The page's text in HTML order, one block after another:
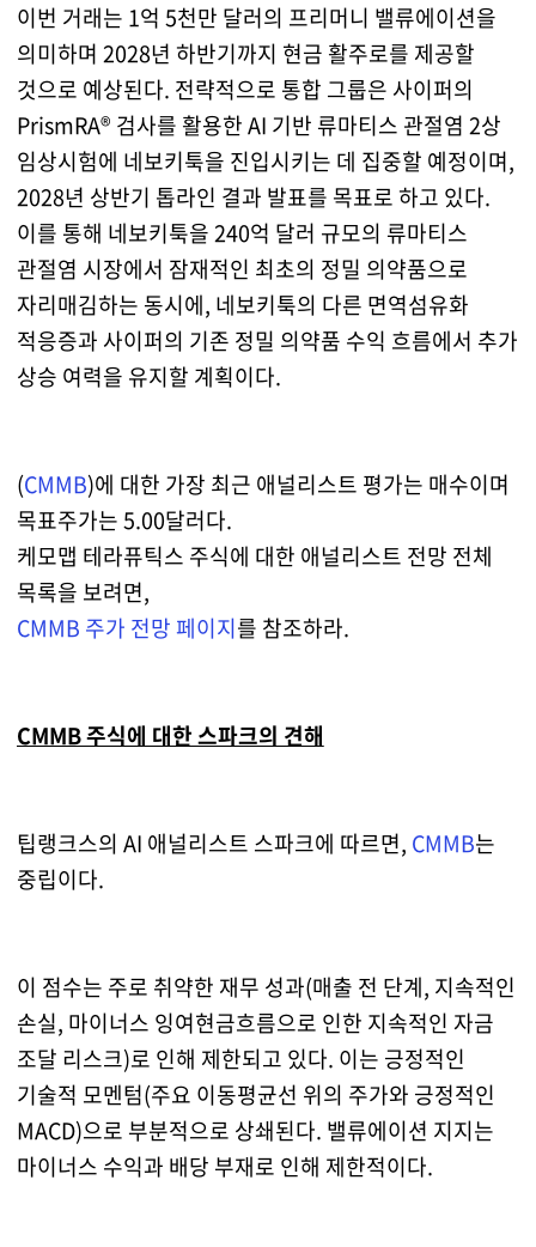
이번 거래는 1억 5천만 달러의 프리머니 밸류에이션을
의미하며 2028년 하반기까지 현금 활주로를 제공할
것으로 예상된다. 전략적으로 통합 그룹은 사이퍼의
PrismRA® 검사를 활용한 AI 기반 류마티스 관절염 2상
임상시험에 네보키툭을 진입시키는 데 집중할 예정이며,
2028년 상반기 톱라인 결과 발표를 목표로 하고 있다.
이를 통해 네보키툭을 240억 달러 규모의 류마티스
관절염 시장에서 잠재적인 최초의 정밀 의약품으로
자리매김하는 동시에, 네보키툭의 다른 면역섬유화
적응증과 사이퍼의 기존 정밀 의약품 수익 흐름에서 추가
상승 여력을 유지할 계획이다.
(CMMB)에 대한 가장 최근 애널리스트 평가는 매수이며
목표주가는 5.00달러다.
케모맵 테라퓨틱스 주식에 대한 애널리스트 전망 전체
목록을 보려면,
CMMB 주가 전망 페이지를 참조하라.
CMMB 주식에 대한 스파크의 견해
팁랭크스의 AI 애널리스트 스파크에 따르면, CMMB는
중립이다.
이 점수는 주로 취약한 재무 성과(매출 전 단계, 지속적인
손실, 마이너스 잉여현금흐름으로 인한 지속적인 자금
조달 리스크)로 인해 제한되고 있다. 이는 긍정적인
기술적 모멘텀(주요 이동평균선 위의 주가와 긍정적인
MACD)으로 부분적으로 상쇄된다. 밸류에이션 지지는
마이너스 수익과 배당 부재로 인해 제한적이다.